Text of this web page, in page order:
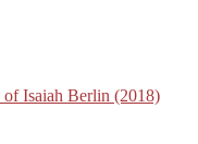
of Isaiah Berlin (2018)